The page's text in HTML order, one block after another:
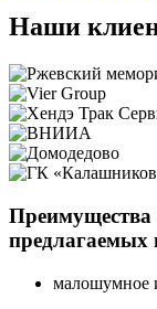
Наши
Преимущества
предлагаемых
малошумное